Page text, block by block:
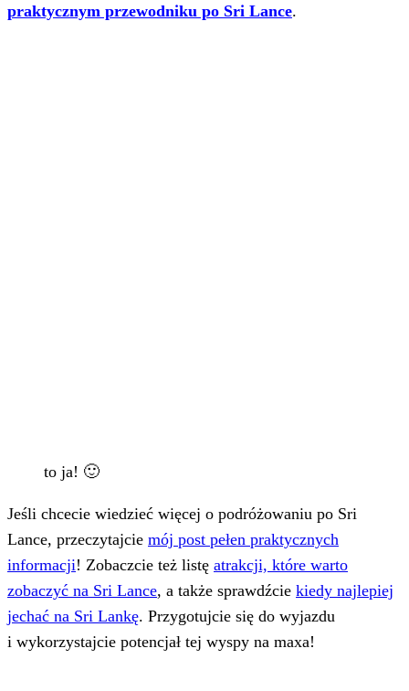
praktycznym przewodniku po Sri Lance.
to ja! 🙂
Jeśli chcecie wiedzieć więcej o podróżowaniu po Sri
Lance, przeczytajcie mój post pełen praktycznych
informacji! Zobaczcie też listę atrakcji, które warto
zobaczyć na Sri Lance, a także sprawdźcie kiedy najlepiej
jechać na Sri Lankę. Przygotujcie się do wyjazdu
i wykorzystajcie potencjał tej wyspy na maxa!